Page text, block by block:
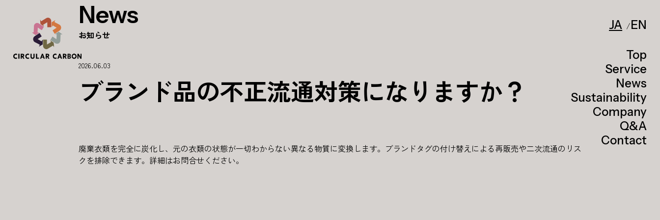
JA EN
Top
Service
News
Sustainability
Company
Q&A
Contact
News
お知らせ
2026.06.03
ブランド品の不正流通対策になりますか？
廃棄衣類を完全に炭化し、元の衣類の状態が一切わからない異なる物質に変換します。ブランドタグの付け替えによる再販売や二次流通のリス
クを排除できます。詳細はお問合せください。